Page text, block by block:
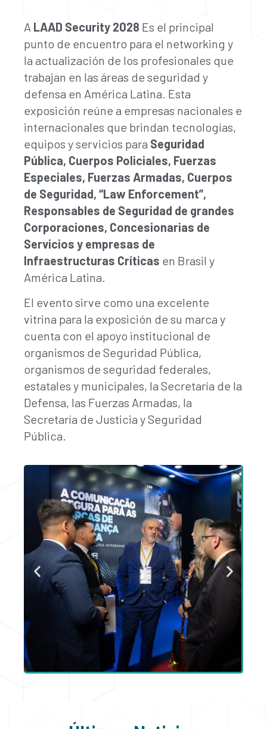
A LAAD Security 2028 Es el principal
punto de encuentro para el networking y
la actualización de los profesionales que
trabajan en las áreas de seguridad y
defensa en América Latina. Esta
exposición reúne a empresas nacionales e
internacionales que brindan tecnologías,
equipos y servicios para Seguridad
Pública, Cuerpos Policiales, Fuerzas
Especiales, Fuerzas Armadas, Cuerpos
de Seguridad, “Law Enforcement”,
Responsables de Seguridad de grandes
Corporaciones, Concesionarias de
Servicios y empresas de
Infraestructuras Críticas en Brasil y
América Latina.
El evento sirve como una excelente
vitrina para la exposición de su marca y
cuenta con el apoyo institucional de
organismos de Seguridad Pública,
organismos de seguridad federales,
estatales y municipales, la Secretaría de la
Defensa, las Fuerzas Armadas, la
Secretaría de Justicia y Seguridad
Pública.